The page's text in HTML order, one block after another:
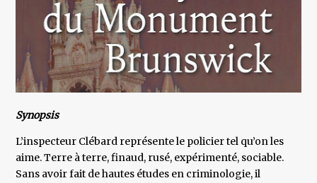
Synopsis
L’inspecteur Clébard représente le policier tel qu’on les
aime. Terre à terre, finaud, rusé, expérimenté, sociable.
Sans avoir fait de hautes études en criminologie, il